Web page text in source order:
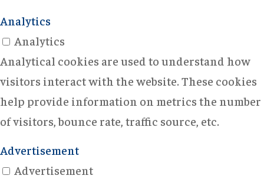
Analytics
Analytics
Analytical cookies are used to understand how
visitors interact with the website. These cookies
help provide information on metrics the number
of visitors, bounce rate, traffic source, etc.
Advertisement
Advertisement